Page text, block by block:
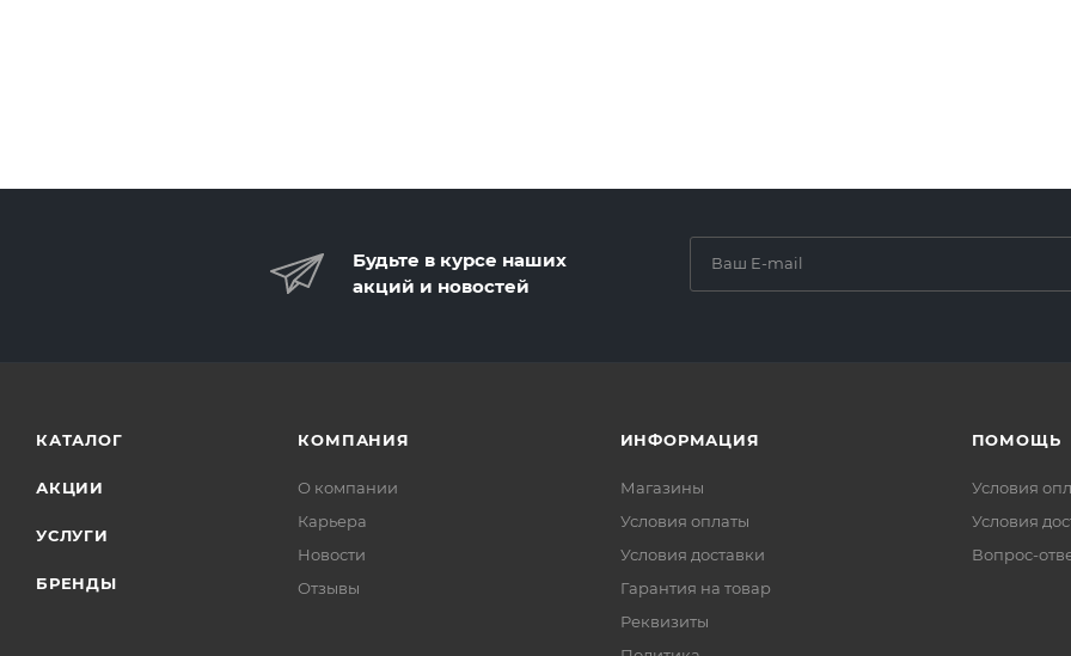
Будьте в курсе наших
акций и новостей
КАТАЛОГ
АКЦИИ
УСЛУГИ
БРЕНДЫ
КОМПАНИЯ
О компании
Карьера
Новости
Отзывы
ИНФОРМАЦИЯ
Магазины
Условия оплаты
Условия доставки
Гарантия на товар
Реквизиты
ПОМОЩЬ
Условия
Условия
Вопрос-